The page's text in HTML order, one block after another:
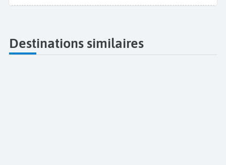
Destinations similaires